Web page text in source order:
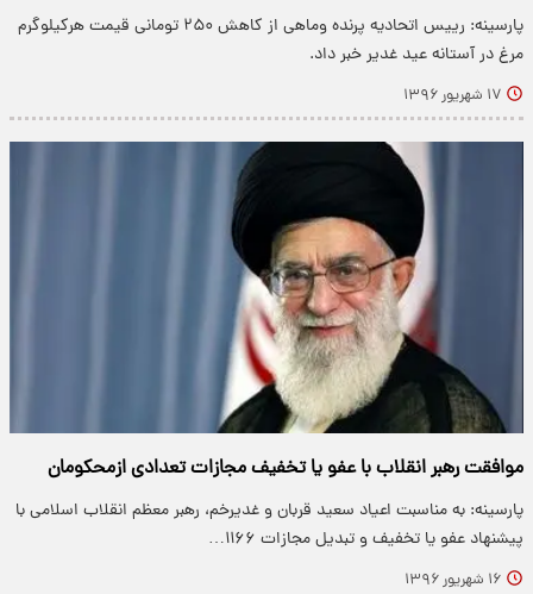
پارسینه: رییس اتحادیه پرنده وماهی از کاهش ۲۵۰ تومانی قیمت هرکیلوگرم
مرغ در آستانه عید غدیر خبر داد.
۱۷ شهریور ۱۳۹۶
موافقت رهبر انقلاب با عفو یا تخفیف مجازات تعدادی ازمحکومان
پارسینه: به‌ مناسبت اعیاد سعید قربان و غدیرخم، رهبر معظم انقلاب اسلامی با
پیشنهاد عفو یا تخفیف و تبدیل مجازات ۱۱۶۶…
۱۶ شهریور ۱۳۹۶